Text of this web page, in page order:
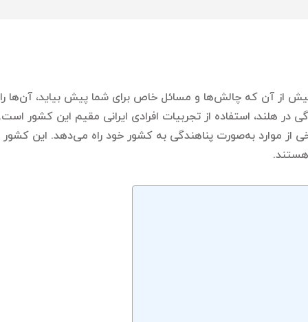
از آن که چالش‌ها و مسائل خاص برای شما پیش بیاید، آن‌ها را
هلند، استفاده از تجربیات افرادی ایرانی مقیم این کشور
از موارد به‌صورت پناهندگی به کشور خود راه می‌دهد. این
هستند.